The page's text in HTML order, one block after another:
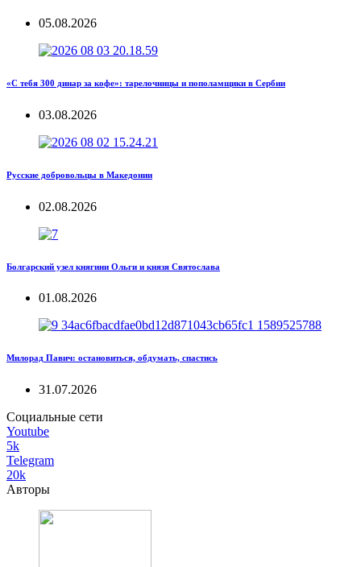
05.08.2026
«С тебя 300 динар за кофе»: тарелочницы и пополамщики в Сербии
03.08.2026
Русские добровольцы в Македонии
02.08.2026
Болгарский узел княгини Ольги и князя Святослава
01.08.2026
Милорад Павич: остановиться, обдумать, спастись
31.07.2026
Социальные сети
Youtube
5k
Telegram
20k
Авторы